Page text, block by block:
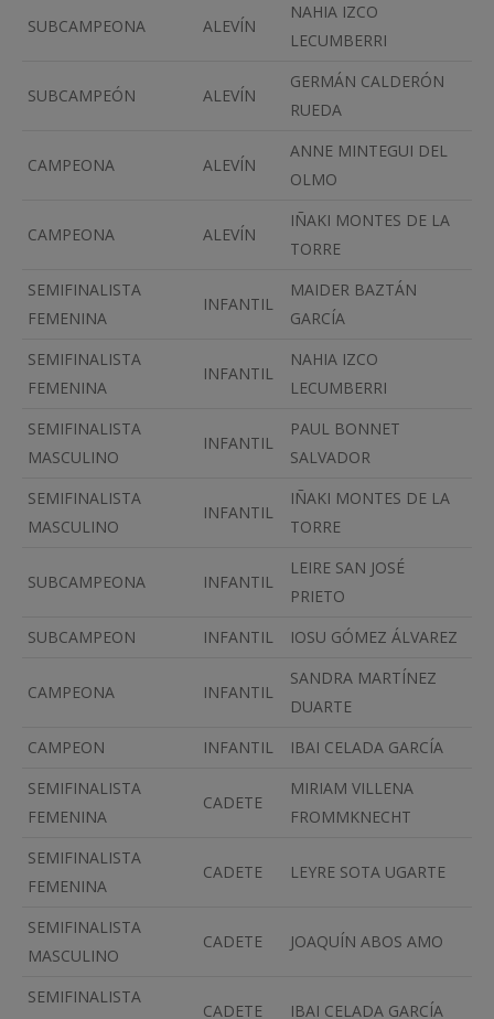
SUBCAMPEONA ALEVÍN
NAHIA IZCO
LECUMBERRI
SUBCAMPEÓN ALEVÍN
GERMÁN CALDERÓN
RUEDA
CAMPEONA ALEVÍN
ANNE MINTEGUI DEL
OLMO
CAMPEONA ALEVÍN
IÑAKI MONTES DE LA
TORRE
SEMIFINALISTA
FEMENINA
INFANTIL
MAIDER BAZTÁN
GARCÍA
SEMIFINALISTA
FEMENINA
INFANTIL
NAHIA IZCO
LECUMBERRI
SEMIFINALISTA
MASCULINO
INFANTIL
PAUL BONNET
SALVADOR
SEMIFINALISTA
MASCULINO
INFANTIL
IÑAKI MONTES DE LA
TORRE
SUBCAMPEONA INFANTIL
LEIRE SAN JOSÉ
PRIETO
SUBCAMPEON
INFANTIL IOSU GÓMEZ ÁLVAREZ
CAMPEONA INFANTIL
SANDRA MARTÍNEZ
DUARTE
CAMPEON
INFANTIL
IBAI CELADA GARCÍA
SEMIFINALISTA
FEMENINA
CADETE
MIRIAM VILLENA
FROMMKNECHT
SEMIFINALISTA
FEMENINA
CADETE LEYRE SOTA UGARTE
SEMIFINALISTA
MASCULINO
CADETE JOAQUÍN ABOS AMO
SEMIFINALISTA
CADETE IBAI CELADA GARCÍA